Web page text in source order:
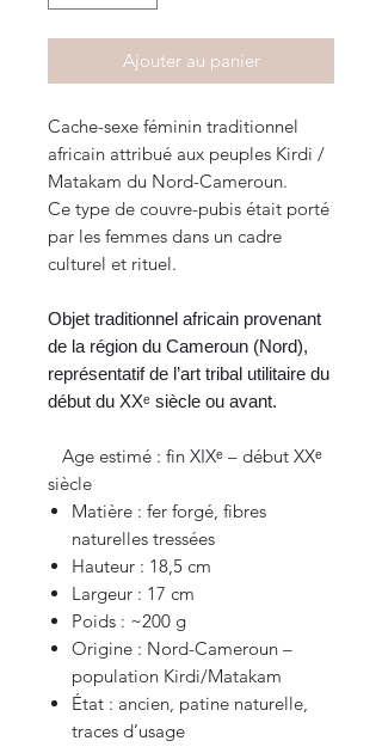
Ajouter au panier
Cache-sexe féminin traditionnel
africain attribué aux peuples Kirdi /
Matakam du Nord-Cameroun.
Ce type de couvre-pubis était porté
par les femmes dans un cadre
culturel et rituel.
Objet traditionnel africain provenant
de la région du Cameroun (Nord),
représentatif de l’art tribal utilitaire du
début du XXᵉ siècle ou avant.
Age estimé : fin XIXᵉ – début XXᵉ
siècle
Matière : fer forgé, fibres
naturelles tressées
Hauteur : 18,5 cm
Largeur : 17 cm
Poids : ~200 g
Origine : Nord-Cameroun –
population Kirdi/Matakam
État : ancien, patine naturelle,
traces d’usage